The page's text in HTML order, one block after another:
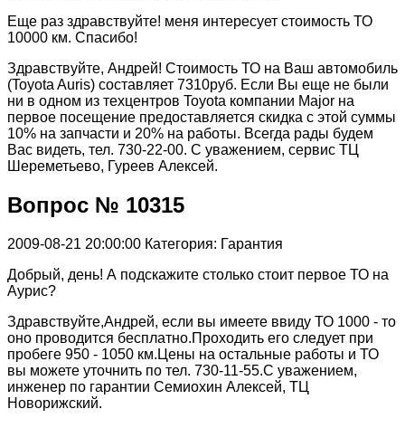
Еще раз здравствуйте! меня интересует стоимость ТО
10000 км. Спасибо!
Здравствуйте, Андрей! Стоимость ТО на Ваш автомобиль
(Toyota Auris) составляет 7310руб. Если Вы еще не были
ни в одном из техцентров Toyota компании Major на
первое посещение предоставляется скидка с этой суммы
10% на запчасти и 20% на работы. Всегда рады будем
Вас видеть, тел. 730-22-00. С уважением, сервис ТЦ
Шереметьево, Гуреев Алексей.
Вопрос № 10315
2009-08-21 20:00:00 Категория: Гарантия
Добрый, день! А подскажите столько стоит первое ТО на
Аурис?
Здравствуйте,Андрей, если вы имеете ввиду ТО 1000 - то
оно проводится бесплатно.Проходить его следует при
пробеге 950 - 1050 км.Цены на остальные работы и ТО
вы можете уточнить по тел. 730-11-55.С уважением,
инженер по гарантии Семиохин Алексей, ТЦ
Новорижский.